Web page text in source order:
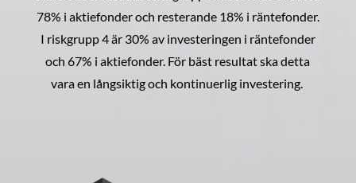
78% i aktiefonder och resterande 18% i räntefonder.
I riskgrupp 4 är 30% av investeringen i räntefonder
och 67% i aktiefonder. För bäst resultat ska detta
vara en långsiktig och kontinuerlig investering.